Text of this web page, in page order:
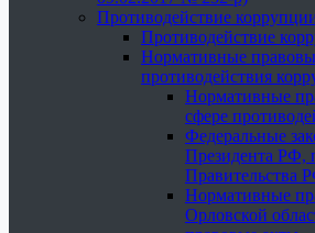
Противодействие
Противодействие
Нормативные
противодействия
Нормативные
сфере
Федеральные
Президента РФ,
Правительства
Нормативные
Орловской